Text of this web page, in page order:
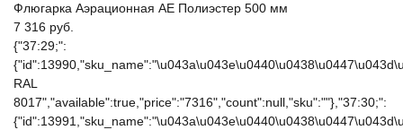
Флюгарка Аэрационная AE Полиэстер 500 мм
7 316 руб.
{"37:29;":
RAL
8017","available":true,"price":"7316","count":null,"sku":""},"37:30;":